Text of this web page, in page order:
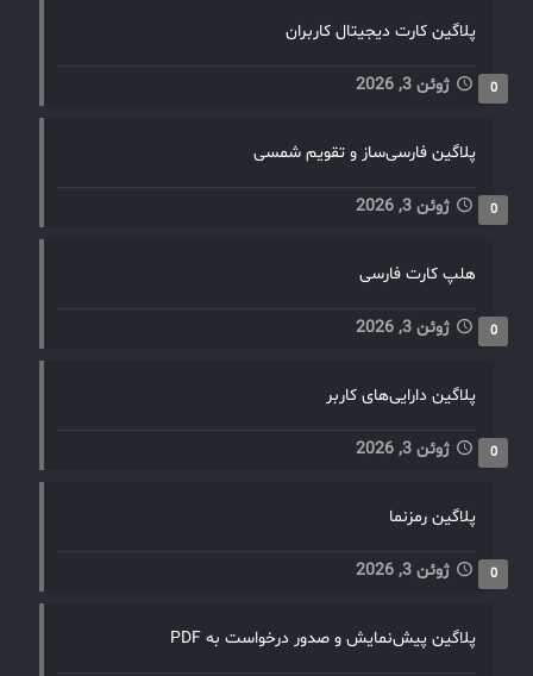
پلاگین کارت دیجیتال کاربران
ژوئن 3, 2026 0
پلاگین فارسی‌ساز و تقویم شمسی
ژوئن 3, 2026 0
هلپ کارت فارسی
ژوئن 3, 2026 0
پلاگین دارایی‌های کاربر
ژوئن 3, 2026 0
پلاگین رمزنما
ژوئن 3, 2026 0
پلاگین پیش‌نمایش و صدور درخواست به PDF